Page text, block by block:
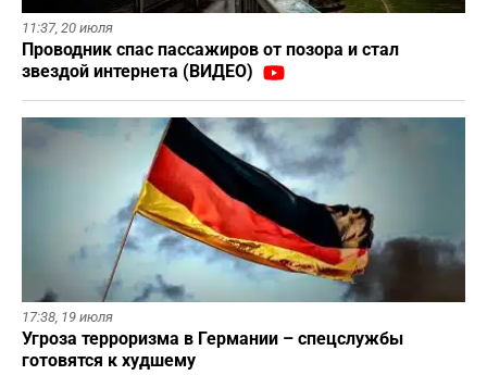
11:37, 20 июля
Проводник спас пассажиров от позора и стал
звездой интернета (ВИДЕО)
17:38, 19 июля
Угроза терроризма в Германии – спецслужбы
готовятся к худшему